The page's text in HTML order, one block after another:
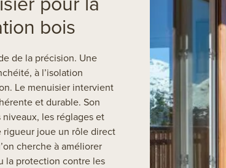
bois
de la précision. Une
à l’isolation
Le menuisier intervient
et durable. Son
les réglages et
rigueur joue un rôle direct
cherche à améliorer
la protection contre les